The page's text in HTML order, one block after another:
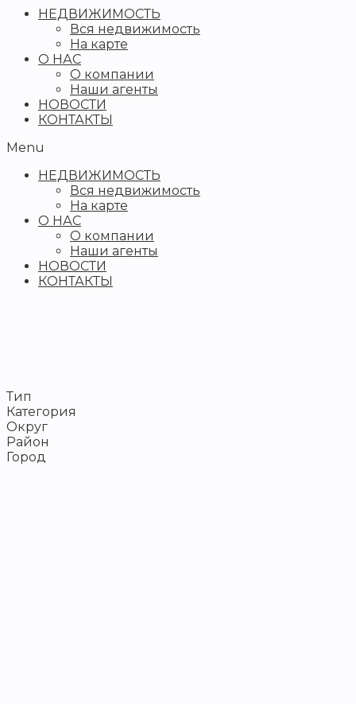
НЕДВИЖИМОСТЬ
Вся недвижимость
На карте
О НАС
О компании
Наши агенты
НОВОСТИ
КОНТАКТЫ
Menu
НЕДВИЖИМОСТЬ
Вся недвижимость
На карте
О НАС
О компании
Наши агенты
НОВОСТИ
КОНТАКТЫ
Тип
Категория
Округ
Район
Город